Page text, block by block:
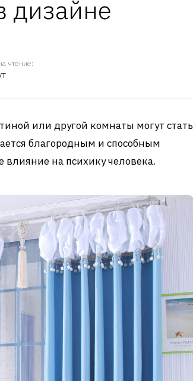
дизайне
чтение:
или другой комнаты могут стать
благородным и способным
на психику человека.